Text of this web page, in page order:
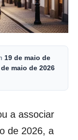
19 de maio de
de maio de 2026
a associar
de 2026, a